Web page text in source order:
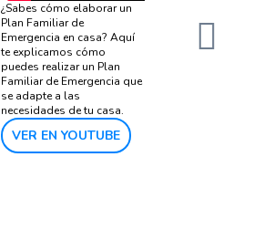
¿Sabes cómo elaborar un
Plan Familiar de
Emergencia en casa? Aquí
te explicamos cómo
puedes realizar un Plan
Familiar de Emergencia que
se adapte a las
necesidades de tu casa.
VER EN YOUTUBE